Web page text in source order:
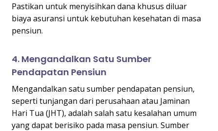
Pastikan untuk menyisihkan dana khusus diluar
biaya asuransi untuk kebutuhan kesehatan di masa
pensiun.
4. Mengandalkan Satu Sumber
Pendapatan Pensiun
Mengandalkan satu sumber pendapatan pensiun,
seperti tunjangan dari perusahaan atau Jaminan
Hari Tua (JHT), adalah salah satu kesalahan umum
yang dapat berisiko pada masa pensiun. Sumber